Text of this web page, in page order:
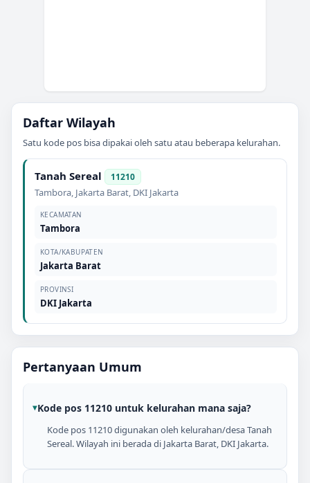
Daftar Wilayah
Satu kode pos bisa dipakai oleh satu atau beberapa kelurahan.
Tanah Sereal 11210
Tambora, Jakarta Barat, DKI Jakarta
KECAMATAN
Tambora
KOTA/KABUPATEN
Jakarta Barat
PROVINSI
DKI Jakarta
Pertanyaan Umum
Kode pos 11210 untuk kelurahan mana saja?
Kode pos 11210 digunakan oleh kelurahan/desa Tanah
Sereal. Wilayah ini berada di Jakarta Barat, DKI Jakarta.